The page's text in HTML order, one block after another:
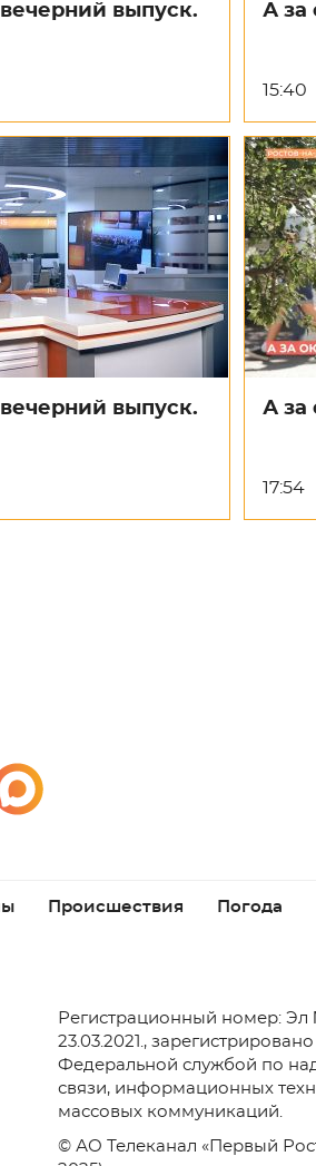
выпуск.
А за
15:40
выпуск.
А за
17:54
Происшествия Погода
Регистрационный номер:
23.03.2021., зарегистрировано
Федеральной службой по
связи, информационных
массовых коммуникаций.
© АО Телеканал «Первый